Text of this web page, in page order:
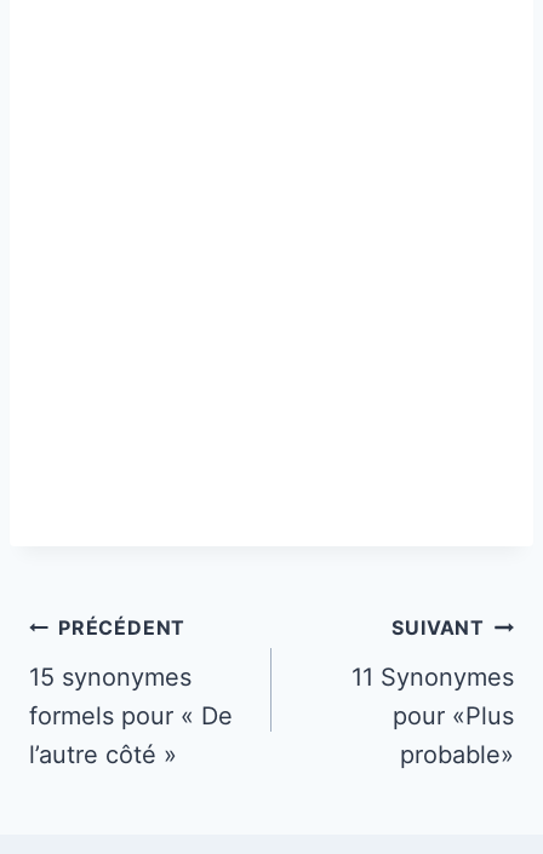
Navigation
de
l’article
PRÉCÉDENT
15 synonymes
formels pour « De
l’autre côté »
SUIVANT
11 Synonymes
pour «Plus
probable»